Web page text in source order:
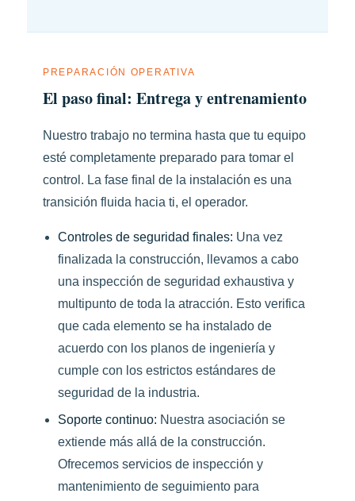
PREPARACIÓN OPERATIVA
El paso final: Entrega y entrenamiento
Nuestro trabajo no termina hasta que tu equipo
esté completamente preparado para tomar el
control. La fase final de la instalación es una
transición fluida hacia ti, el operador.
Controles de seguridad finales: Una vez
finalizada la construcción, llevamos a cabo
una inspección de seguridad exhaustiva y
multipunto de toda la atracción. Esto verifica
que cada elemento se ha instalado de
acuerdo con los planos de ingeniería y
cumple con los estrictos estándares de
seguridad de la industria.
Soporte continuo: Nuestra asociación se
extiende más allá de la construcción.
Ofrecemos servicios de inspección y
mantenimiento de seguimiento para